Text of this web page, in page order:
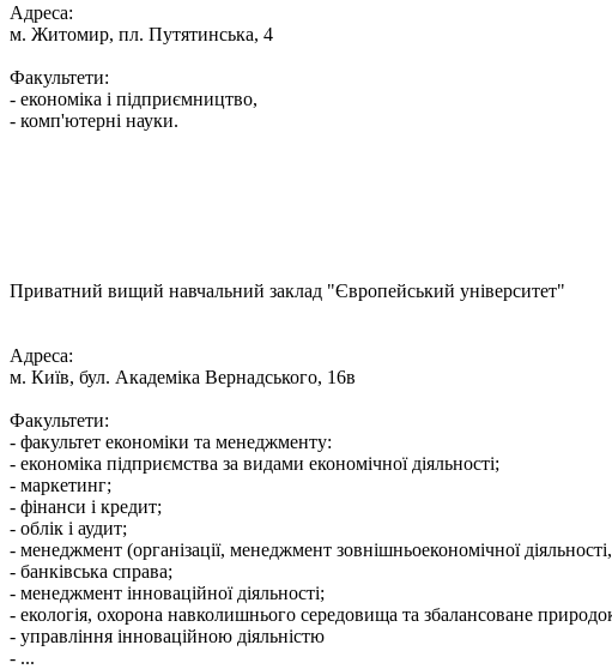
Адреса:
м. Житомир, пл. Путятинська, 4
Факультети:
- економіка і підприємництво,
- комп'ютерні науки.
Приватний вищий навчальний заклад "Європейський університет"
Адреса:
м. Київ, бул. Академіка Вернадського, 16в
Факультети:
- факультет економіки та менеджменту:
- економіка підприємства за видами економічної діяльності;
- маркетинг;
- фінанси і кредит;
- облік і аудит;
- менеджмент (організації, менеджмент зовнішньоекономічної
- банківська справа;
- менеджмент інноваційної діяльності;
- екологія, охорона навколишнього середовища та збалансоване
- управління інноваційною діяльністю
- ...